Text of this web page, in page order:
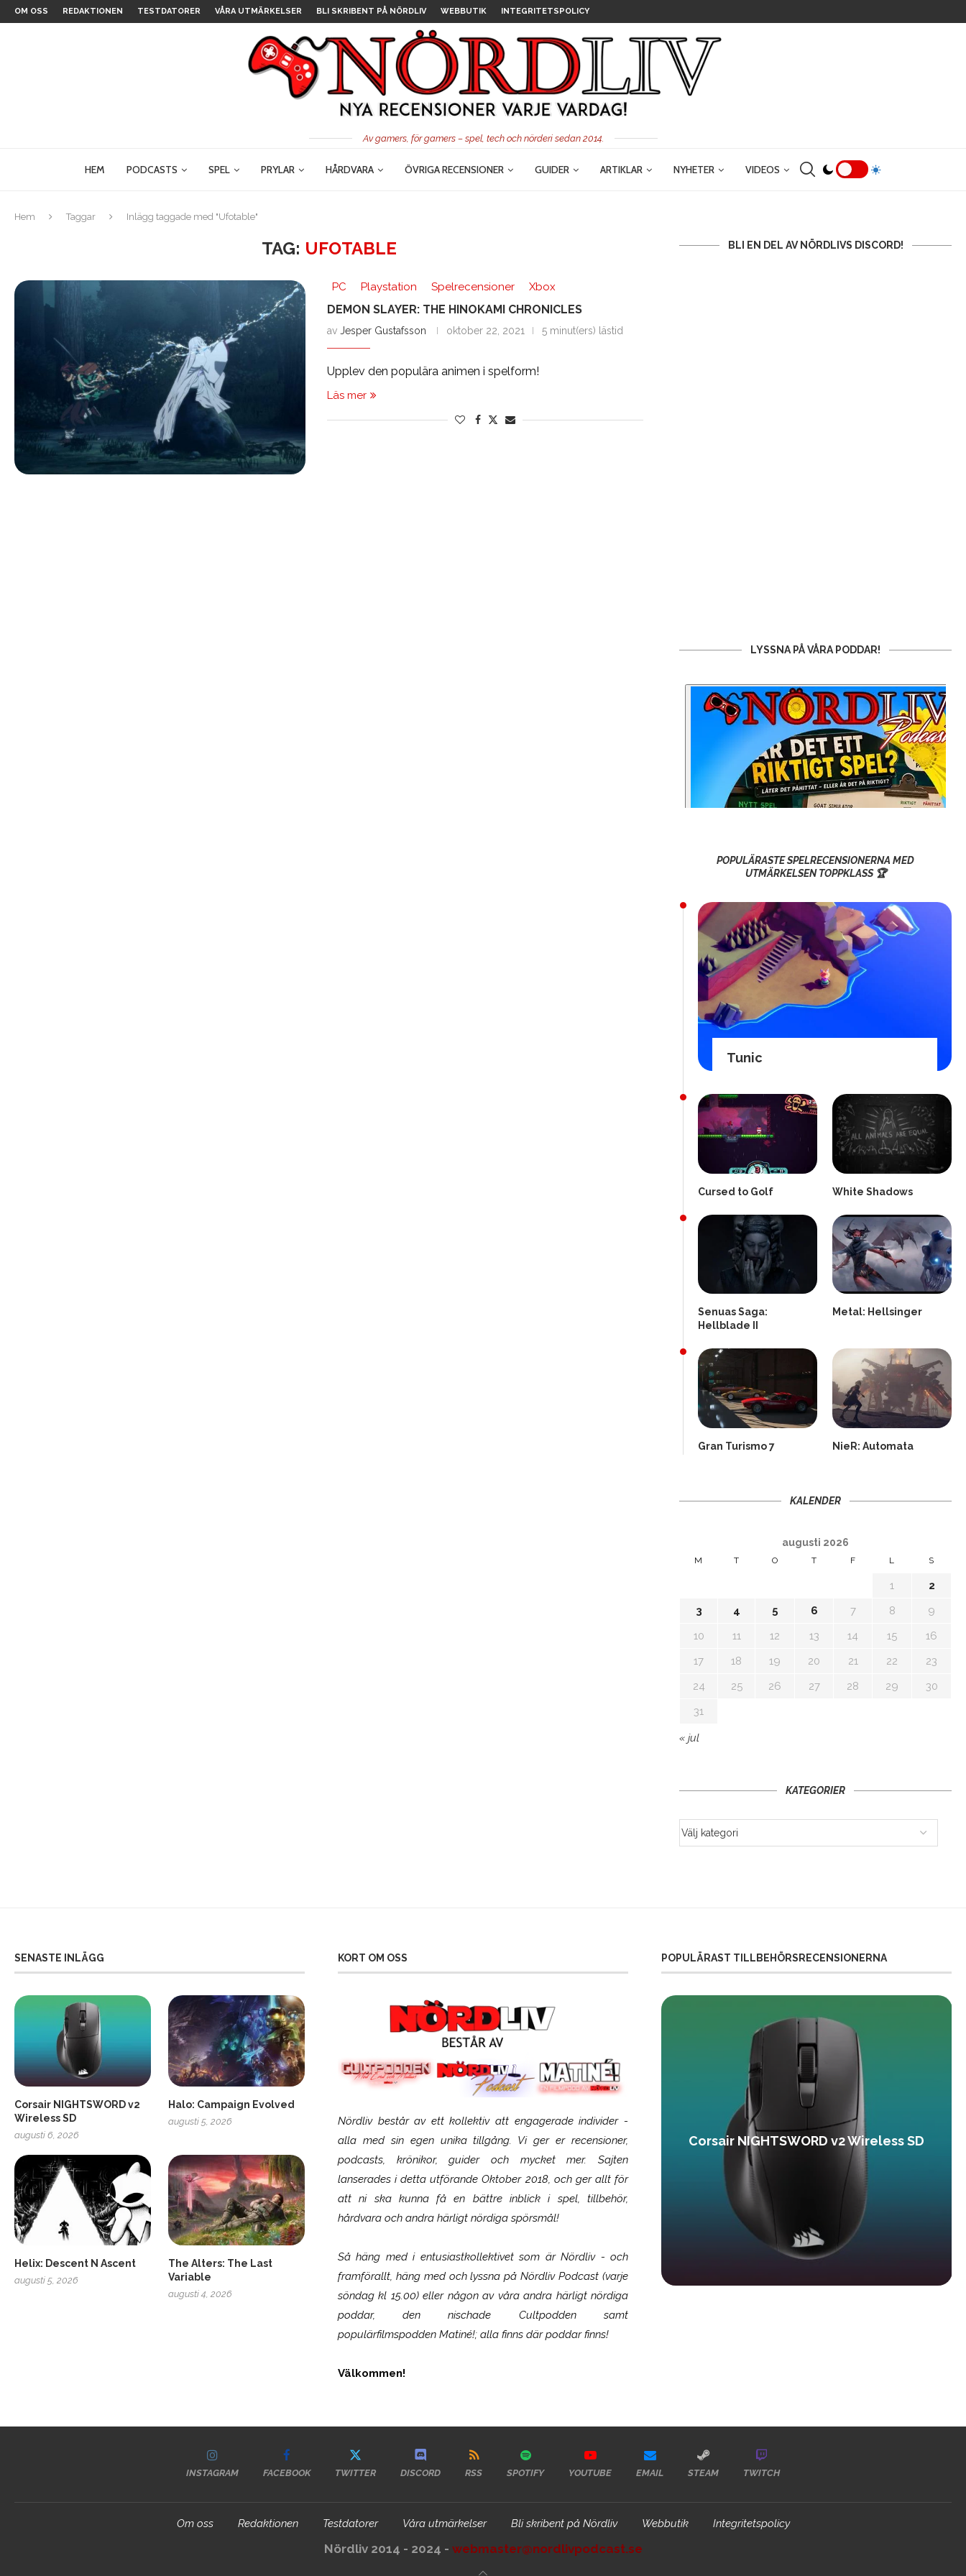
OM OSS REDAKTIONEN TESTDATORER VÅRA UTMÄRKELSER BLI SKRIBENT PÅ NÖRDLIV WEBBUTIK INTEGRITETSPOLICY
Av gamers, för gamers – spel, tech och nörderi sedan 2014.
HEM PODCASTS SPEL PRYLAR HÅRDVARA ÖVRIGA RECENSIONER GUIDER ARTIKLAR NYHETER VIDEOS
Hem Taggar Inlägg taggade med "Ufotable"
TAG: UFOTABLE
PC Playstation Spelrecensioner Xbox
DEMON SLAYER: THE HINOKAMI CHRONICLES
av Jesper Gustafsson oktober 22, 2021 5 minut(ers) lästid
Upplev den populära animen i spelform!
Läs mer
BLI EN DEL AV NÖRDLIVS DISCORD!
LYSSNA PÅ VÅRA PODDAR!
POPULÄRASTE SPELRECENSIONERNA MED
UTMÄRKELSEN TOPPKLASS 🏆
Tunic
Cursed to Golf White Shadows
Senuas Saga:
Hellblade II
Metal: Hellsinger
Gran Turismo 7 NieR: Automata
KALENDER
augusti 2026
M T O T F L S
1
2
3
4 5 6 7 8
9
10
11 12 13 14 15
16
17
18 19 20 21 22
23
24
25 26 27 28 29
30
31
« jul
KATEGORIER
SENASTE INLÄGG
Corsair NIGHTSWORD v2
Wireless SD
augusti 6, 2026
Halo: Campaign Evolved
augusti 5, 2026
Helix: Descent N Ascent
augusti 5, 2026
The Alters: The Last
Variable
augusti 4, 2026
KORT OM OSS
Nördliv består av ett kollektiv att engagerade individer -
alla med sin egen unika tillgång. Vi ger er recensioner,
podcasts, krönikor, guider och mycket mer. Sajten
lanserades i detta utförande Oktober 2018, och ger allt för
att ni ska kunna få en bättre inblick i spel, tillbehör,
hårdvara och andra härligt nördiga spörsmål!
Så häng med i entusiastkollektivet som ärNördliv- och
framförallt, häng med och lyssna på Nördliv Podcast (varje
söndag kl 15.00) eller någon av våra andra härligt nördiga
poddar, den nischade Cultpodden samt
populärfilmspodden Matiné!; alla finns där poddar finns!
Välkommen!
POPULÄRAST TILLBEHÖRSRECENSIONERNA
SCUF Gaming Omega Corsair NIGHTSWORD v2 Wireless SD
INSTAGRAM FACEBOOK TWITTER DISCORD RSS SPOTIFY YOUTUBE EMAIL STEAM TWITCH
Om oss Redaktionen Testdatorer Våra utmärkelser Bli skribent på Nördliv Webbutik Integritetspolicy
Nördliv 2014 - 2024 - webmaster@nordlivpodcast.se